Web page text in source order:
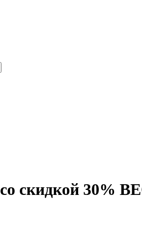
со скидкой 30%